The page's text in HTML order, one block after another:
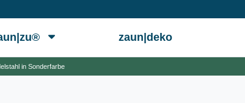
zaun|deko
in Sonderfarbe